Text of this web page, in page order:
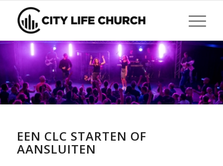
EEN CLC STARTEN OF
AANSLUITEN